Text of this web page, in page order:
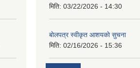
मिति: 03/22/2026 - 14:30
बाेलपत्र स्वीकृत आशयकाे सुचना
मिति: 02/16/2026 - 15:36